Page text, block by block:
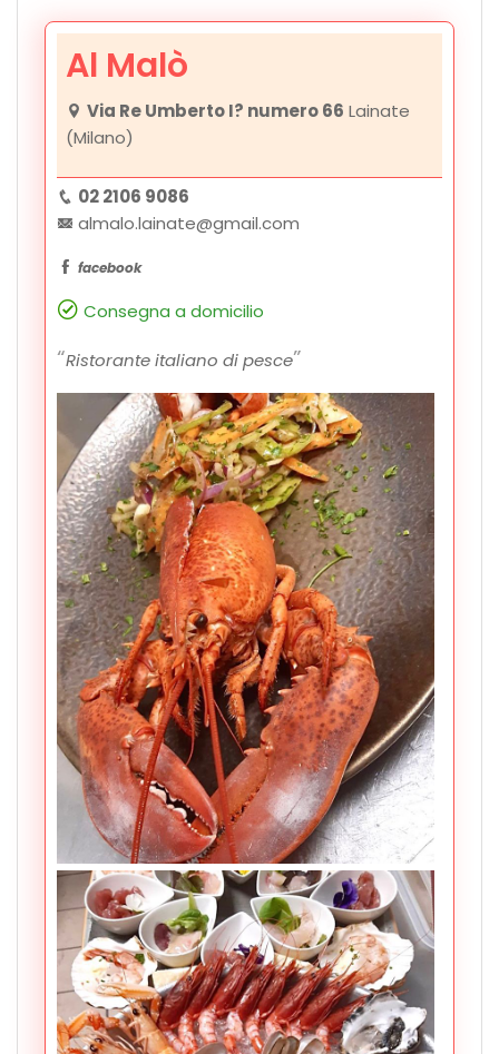
Al Malò
Via Re Umberto I? numero 66 Lainate
(Milano)
02 2106 9086
almalo.lainate@gmail.com
facebook
Consegna a domicilio
Ristorante italiano di pesce